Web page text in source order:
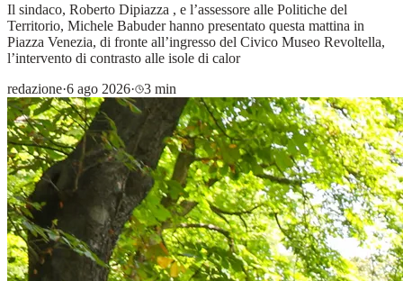
Il sindaco, Roberto Dipiazza , e l’assessore alle Politiche del
Territorio, Michele Babuder hanno presentato questa mattina in
Piazza Venezia, di fronte all’ingresso del Civico Museo Revoltella,
l’intervento di contrasto alle isole di calor
redazione·6 ago 2026· 3 min